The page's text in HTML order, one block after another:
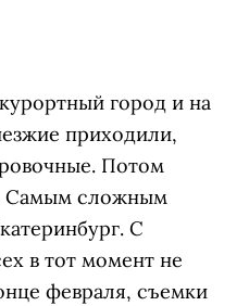
город и на
приходили,
Потом
Самым сложным
С
в тот момент не
февраля, съемки